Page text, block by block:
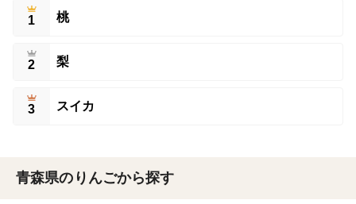
1 桃
2 梨
3 スイカ
青森県のりんごから探す